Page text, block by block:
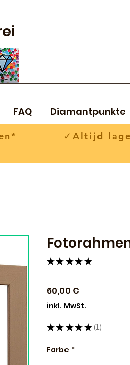
FAQ Diamantpunkte
✓Altijd
★ ★ ★ ★ ★
60,00 €
inkl. MwSt.
★ ★ ★ ★ ★ 1
1
Farbe *